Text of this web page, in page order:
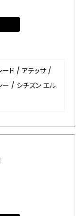
ード / アテッサ /
ー / シチズン エル